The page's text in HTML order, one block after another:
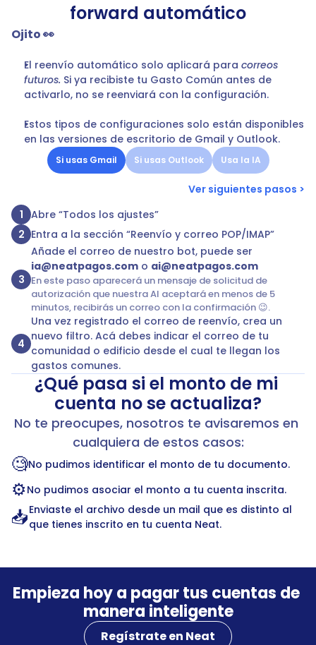
forward automático
Ojito 👀
El reenvío automático solo aplicará para correos
futuros. Si ya recibiste tu Gasto Común antes de
activarlo, no se reenviará con la configuración.
Estos tipos de configuraciones solo están disponibles
en las versiones de escritorio de Gmail y Outlook.
Si usas Gmail Si usas Outlook Usa la IA
Ver siguientes pasos >
1 Abre “Todos los ajustes”
2 Entra a la sección “Reenvío y correo POP/IMAP”
3
ia@neatpagos.com o ai@neatpagos.com
En este paso aparecerá un mensaje de solicitud de
autorización que nuestra AI aceptará en menos de 5
minutos, recibirás un correo con la confirmación 😉.
4
Una vez registrado el correo de reenvío, crea un
nuevo filtro. Acá debes indicar el correo de tu
comunidad o edificio desde el cual te llegan los
gastos comunes.
¿Qué pasa si el monto de mi
cuenta no se actualiza?
No te preocupes, nosotros te avisaremos en
cualquiera de estos casos:
🧐No pudimos identificar el monto de tu documento.
⚙️No pudimos asociar el monto a tu cuenta inscrita.
📥Enviaste el archivo desde un mail que es distinto al
que tienes inscrito en tu cuenta Neat.
Empieza hoy a pagar tus cuentas de
manera inteligente
Regístrate en Neat